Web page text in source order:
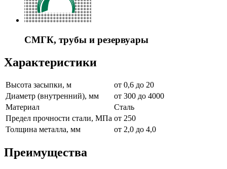
СМГК, трубы и резервуары
Характеристики
Высота засыпки, м
от 0,6 до 20
Диаметр (внутренний), мм
от 300 до 4000
Материал
Сталь
Предел прочности стали, МПа от 250
Толщина металла, мм
от 2,0 до 4,0
Преимущества